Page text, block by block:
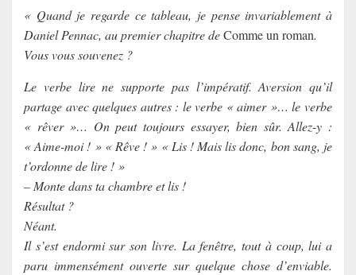
« Quand je regarde ce tableau, je pense invariablement à
Daniel Pennac, au premier chapitre deComme un roman.
Vous vous souvenez ?
Le verbe lire ne supporte pas l’impératif. Aversion qu’il
partage avec quelques autres : le verbe « aimer »… le verbe
« rêver »… On peut toujours essayer, bien sûr. Allez-y :
« Aime-moi ! » « Rêve ! » « Lis ! Mais lis donc, bon sang, je
t’ordonne de lire ! »
– Monte dans ta chambre et lis !
Résultat ?
Néant.
Il s’est endormi sur son livre. La fenêtre, tout à coup, lui a
paru immensément ouverte sur quelque chose d’enviable.